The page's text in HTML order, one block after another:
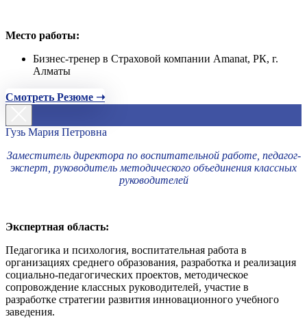
Место работы:
Бизнес-тренер в Страховой компании Amanat, РК, г.
Алматы
Смотреть Резюме ➝
Гузь Мария Петровна
Заместитель директора по воспитательной работе, педагог-
эксперт, руководитель методического объединения классных
руководителей
Экспертная область:
Педагогика и психология, воспитательная работа в
организациях среднего образования, разработка и реализация
социально-педагогических проектов, методическое
сопровождение классных руководителей, участие в
разработке стратегии развития инновационного учебного
заведения.